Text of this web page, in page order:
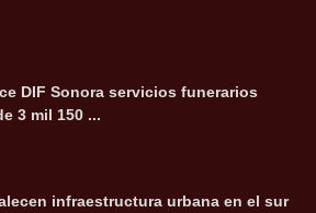
DIF Sonora servicios funerarios
3 mil 150 ...
infraestructura urbana en el sur